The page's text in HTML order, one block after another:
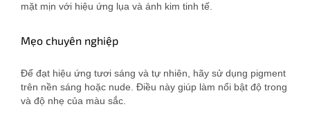
mặt mịn với hiệu ứng lụa và ánh kim tinh tế.
Mẹo chuyên nghiệp
Để đạt hiệu ứng tươi sáng và tự nhiên, hãy sử dụng pigment
trên nền sáng hoặc nude. Điều này giúp làm nổi bật độ trong
và độ nhẹ của màu sắc.